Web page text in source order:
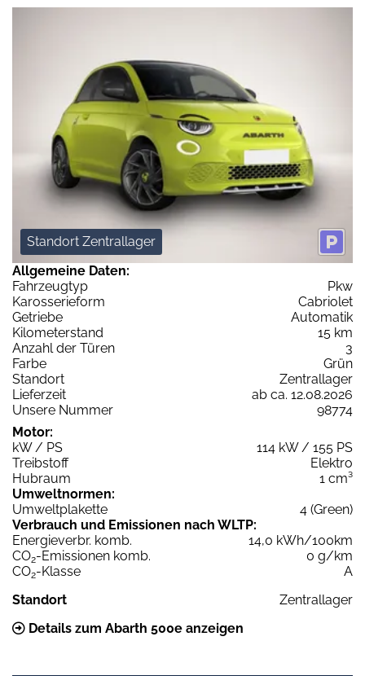
Standort Zentrallager
Allgemeine Daten:
Fahrzeugtyp
Pkw
Karosserieform
Cabriolet
Getriebe
Automatik
Kilometerstand
15 km
Anzahl der Türen
3
Farbe
Grün
Standort
Zentrallager
Lieferzeit
ab ca. 12.08.2026
Unsere Nummer
98774
Motor:
kW / PS
114 kW / 155 PS
Treibstoff
Elektro
Hubraum
1 cm³
Umweltnormen:
Umweltplakette
4 (Green)
Verbrauch und Emissionen nach WLTP:
Energieverbr. komb.
14,0 kWh/100km
CO2-Emissionen komb.
0 g/km
CO2-Klasse
A
Standort
Zentrallager
Details zum Abarth 500e anzeigen